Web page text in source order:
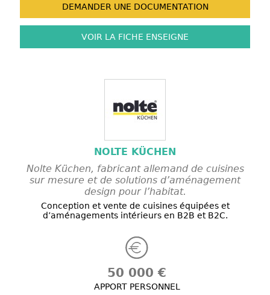
DEMANDER UNE DOCUMENTATION
VOIR LA FICHE ENSEIGNE
NOLTE KÜCHEN
Nolte Küchen, fabricant allemand de cuisines
sur mesure et de solutions d’aménagement
design pour l’habitat.
Conception et vente de cuisines équipées et
d’aménagements intérieurs en B2B et B2C.
50 000 €
APPORT PERSONNEL